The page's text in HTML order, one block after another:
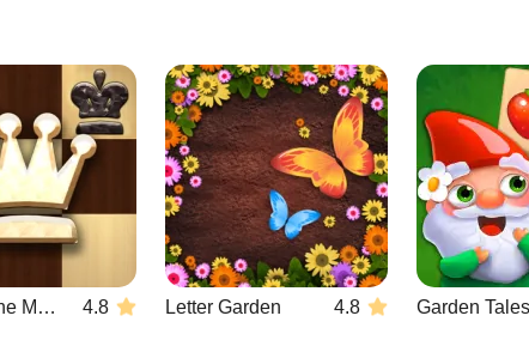
Mate in One Move 4.8 Letter Garden 4.8